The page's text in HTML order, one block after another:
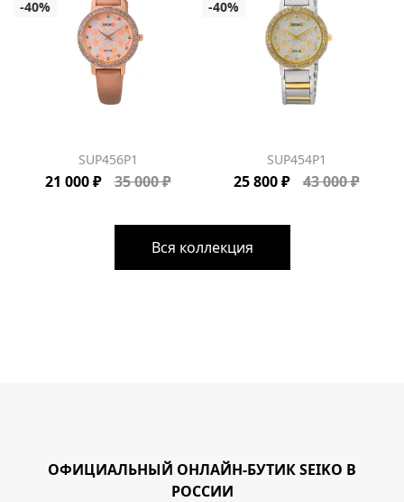
SUP456P1
21 000 ₽ 35 000 ₽
SUP454P1
25 800 ₽ 43 000 ₽
Вся коллекция
ОФИЦИАЛЬНЫЙ ОНЛАЙН-БУТИК SEIKO В
РОССИИ